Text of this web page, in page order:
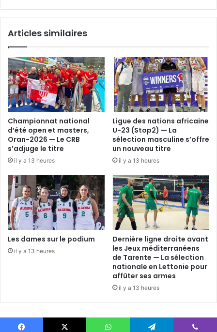
Articles similaires
Championnat national
d’été open et masters,
Oran-2026 — Le CRB
s’adjuge le titre
il y a 13 heures
Ligue des nations africaine
U-23 (Stop2) — La
sélection masculine s’offre
un nouveau titre
il y a 13 heures
Les dames sur le podium
il y a 13 heures
Dernière ligne droite avant
les Jeux méditerranéens
de Tarente — La sélection
nationale en Lettonie pour
affûter ses armes
il y a 13 heures